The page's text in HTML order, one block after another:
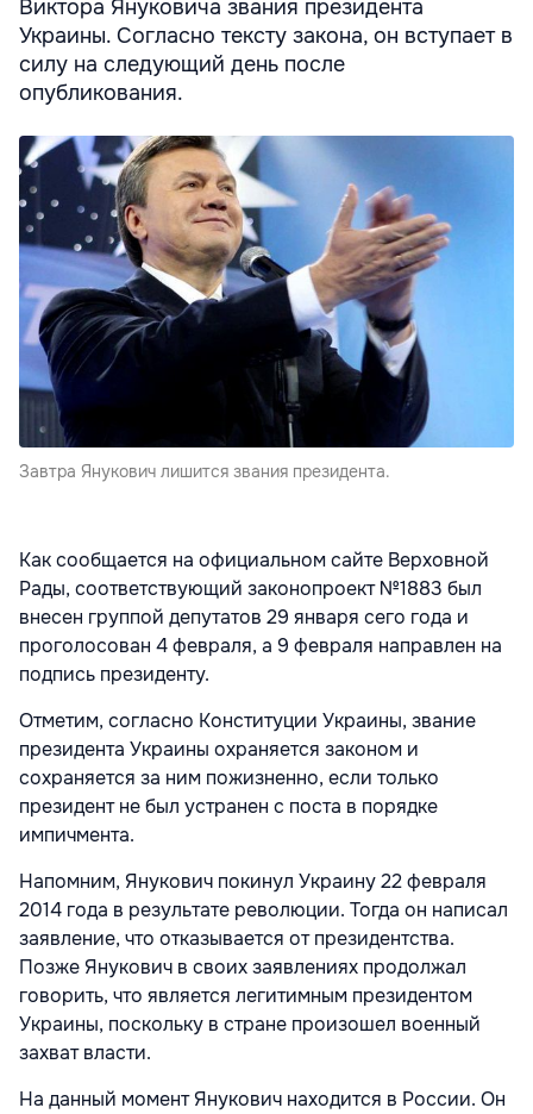
Виктора Януковича звания президента
Украины. Согласно тексту закона, он вступает в
силу на следующий день после
опубликования.
Завтра Янукович лишится звания президента.
Как сообщается на официальном сайте Верховной
Рады, соответствующий законопроект №1883 был
внесен группой депутатов 29 января сего года и
проголосован 4 февраля, а 9 февраля направлен на
подпись президенту.
Отметим, согласно Конституции Украины, звание
президента Украины охраняется законом и
сохраняется за ним пожизненно, если только
президент не был устранен с поста в порядке
импичмента.
Напомним, Янукович покинул Украину 22 февраля
2014 года в результате революции. Тогда он написал
заявление, что отказывается от президентства.
Позже Янукович в своих заявлениях продолжал
говорить, что является легитимным президентом
Украины, поскольку в стране произошел военный
захват власти.
На данный момент Янукович находится в России. Он